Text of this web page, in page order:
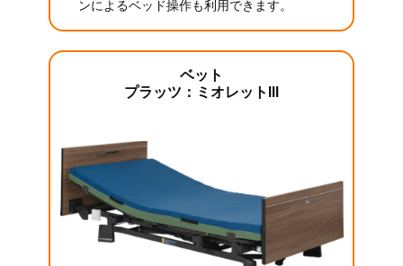
ンによるベッド操作も利用できます。
ベット
プラッツ：ミオレットIII